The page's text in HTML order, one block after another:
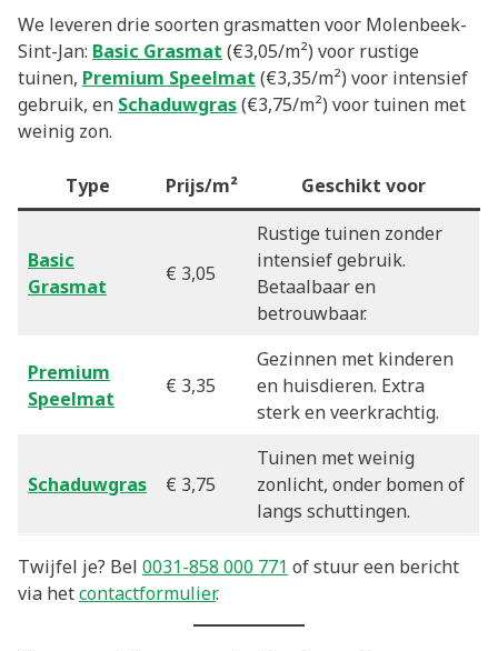
We leveren drie soorten grasmatten voor Molenbeek-
Sint-Jan: Basic Grasmat (€3,05/m²) voor rustige
tuinen, Premium Speelmat (€3,35/m²) voor intensief
gebruik, en Schaduwgras(€3,75/m²) voor tuinen met
weinig zon.
Type Prijs/m² Geschikt voor
Basic
Grasmat
€ 3,05
Rustige tuinen zonder
intensief gebruik.
Betaalbaar en
betrouwbaar.
Premium
Speelmat
€ 3,35
Gezinnen met kinderen
en huisdieren. Extra
sterk en veerkrachtig.
Schaduwgras € 3,75
Tuinen met weinig
zonlicht, onder bomen of
langs schuttingen.
Twijfel je? Bel 0031-858 000 771 of stuur een bericht
via hetcontactformulier.